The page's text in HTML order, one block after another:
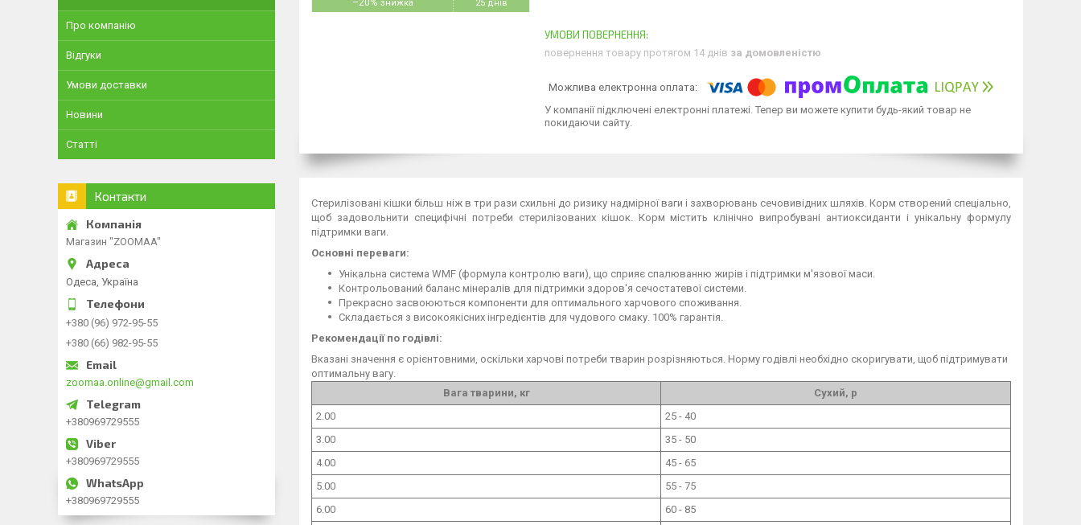
–20% 25 днів
повернення товару протягом 14 днів за домовленістю
У компанії підключені електронні платежі. Тепер ви можете купити будь-який товар не
покидаючи сайту.
Стерилізовані кішки більш ніж в три рази схильні до ризику надмірної ваги і захворювань сечовивідних шляхів. Корм створений спеціально,
щоб задовольнити специфічні потреби стерилізованих кішок. Корм містить клінічно випробувані антиоксиданти і унікальну формулу
підтримки ваги.
Основні переваги:
Унікальна система WMF (формула контролю ваги), що сприяє спалюванню жирів і підтримки м'язової маси.
Контрольований баланс мінералів для підтримки здоров'я сечостатевої системи.
Прекрасно засвоюються компоненти для оптимального харчового споживання.
Складається з високоякісних інгредієнтів для чудового смаку. 100% гарантія.
Рекомендації по годівлі:
Вказані значення є орієнтовними, оскільки харчові потреби тварин розрізняються. Норму годівлі необхідно скоригувати, щоб підтримувати
оптимальну вагу.
Вага тварини, кг
Сухий, р
2.00
25 - 40
3.00
35 - 50
4.00
45 - 65
5.00
55 - 75
6.00
60 - 85
Про компанію
Відгуки
Умови доставки
Новини
Статті
Контакти
Магазин "ZOOMAA"
Одеса, Україна
+380 (96) 972-95-55
+380 (66) 982-95-55
zoomaa.online@gmail.com
+380969729555
+380969729555
+380969729555